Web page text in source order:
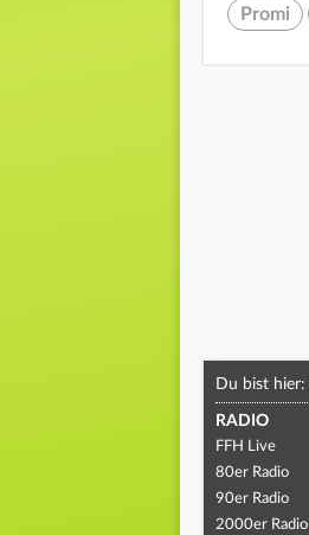
Promi
Du bist hier:
RADIO
FFH Live
80er Radio
90er Radio
2000er Radio